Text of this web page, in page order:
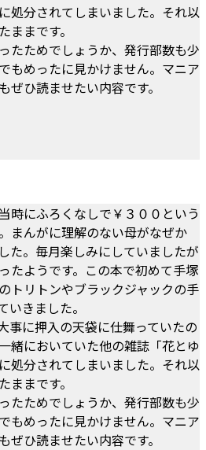
処分されてしまいました。それ以
まです。
たためでしょうか、発行部数も少
もめったに見かけません。マニア
ぜひ読ませたい内容です。
時にふろくなしで￥３００という
まんがに理解のない母がなぜか
た。毎月楽しみにしていましたが
たようです。この本で初めて手塚
トリトンやブラックジャックの手
いきました。
事に押入の天袋に仕舞っていたの
緒においていた他の雑誌「花とゆ
処分されてしまいました。それ以
まです。
たためでしょうか、発行部数も少
もめったに見かけません。マニア
ぜひ読ませたい内容です。